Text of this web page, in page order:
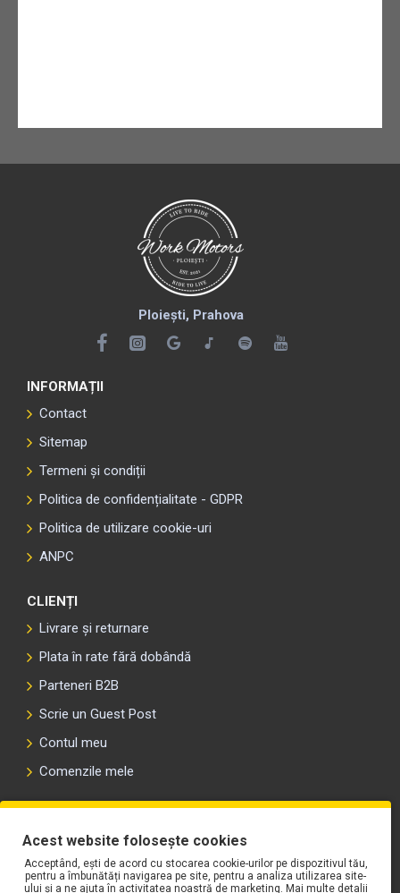
Ploiești, Prahova
INFORMAȚII
Contact
Sitemap
Termeni și condiții
Politica de confidențialitate - GDPR
Politica de utilizare cookie-uri
ANPC
CLIENȚI
Livrare și returnare
Plata în rate fără dobândă
Parteneri B2B
Scrie un Guest Post
Contul meu
Comenzile mele
Acest website folosește cookies
Acceptând, ești de acord cu stocarea cookie-urilor pe dispozitivul tău,
pentru a îmbunătăți navigarea pe site, pentru a analiza utilizarea site-
ului și a ne ajuta în activitatea noastră de marketing. Mai multe detalii